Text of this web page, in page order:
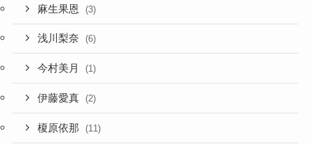
麻生果恩 (3)
浅川梨奈 (6)
今村美月 (1)
伊藤愛真 (2)
榎原依那 (11)